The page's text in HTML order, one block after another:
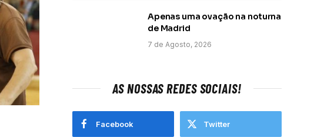
Apenas uma ovação na noturna
de Madrid
7 de Agosto, 2026
AS NOSSAS REDES SOCIAIS!
Facebook Twitter